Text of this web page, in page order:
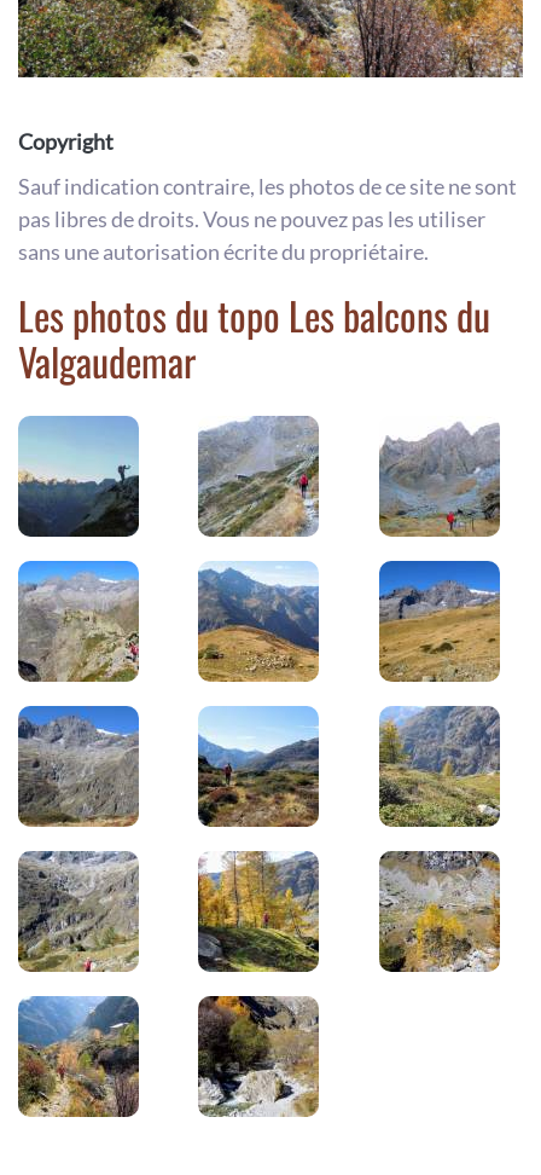
Copyright
Sauf indication contraire, les photos de ce site ne sont
pas libres de droits. Vous ne pouvez pas les utiliser
sans une autorisation écrite du propriétaire.
Les photos du topo Les balcons du
Valgaudemar